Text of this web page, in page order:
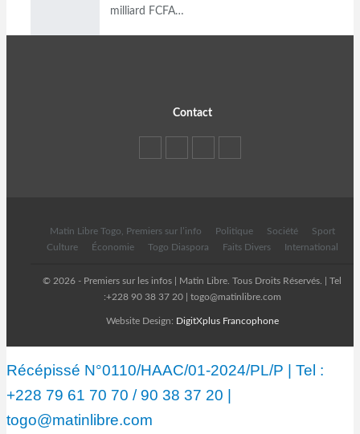
milliard FCFA…
Contact
Matin Libre Togo, Premiers sur l’info Politique Société
Sport
Culture
Économie Togo Diaspora Faits Divers International
© 2026 - Premiers sur les infos | Matin Libre. Tous Droits Réservés. | Tel
:+228 90 38 37 20 | togo@matinlibre.com
Website Design: DigitXplus Francophone
Récépissé N°0110/HAAC/01-2024/PL/P | Tel :
+228 79 61 70 70 / 90 38 37 20 |
togo@matinlibre.com